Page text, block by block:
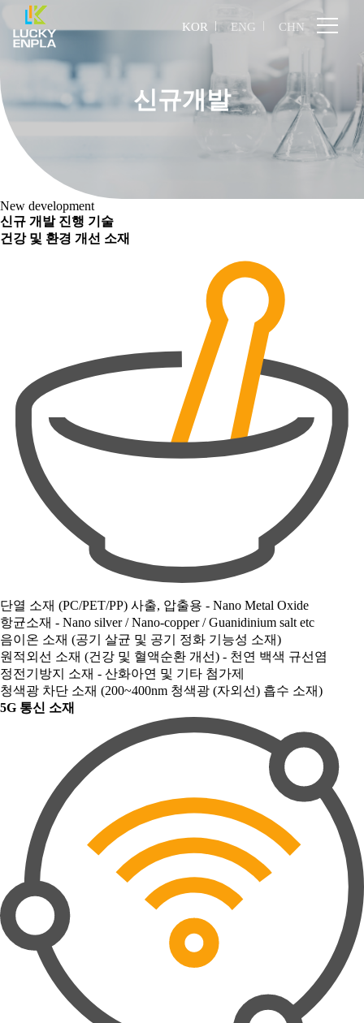
KOR ENG CHN
신규개발
연구소 소개
연구분야
신규개발
New development
신규 개발 진행 기술
건강 및 환경 개선 소재
단열 소재 (PC/PET/PP) 사출, 압출용 - Nano Metal Oxide
항균소재 - Nano silver / Nano-copper / Guanidinium salt etc
음이온 소재 (공기 살균 및 공기 정화 기능성 소재)
원적외선 소재 (건강 및 혈액순환 개선) - 천연 백색 규선염
정전기방지 소재 - 산화아연 및 기타 첨가제
청색광 차단 소재 (200~400nm 청색광 (자외선) 흡수 소재)
5G 통신 소재